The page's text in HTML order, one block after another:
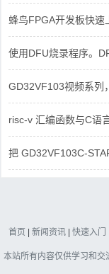
蜂鸟FPGA开发板快速
使用DFU烧录程序。
GD32VF103视频系列
risc-v 汇编函数与C语
把 GD32VF103C-
首页 | 新闻资讯 | 快速入门
本站所有内容仅供学习和